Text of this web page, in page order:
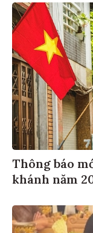
Thông báo
khánh năm